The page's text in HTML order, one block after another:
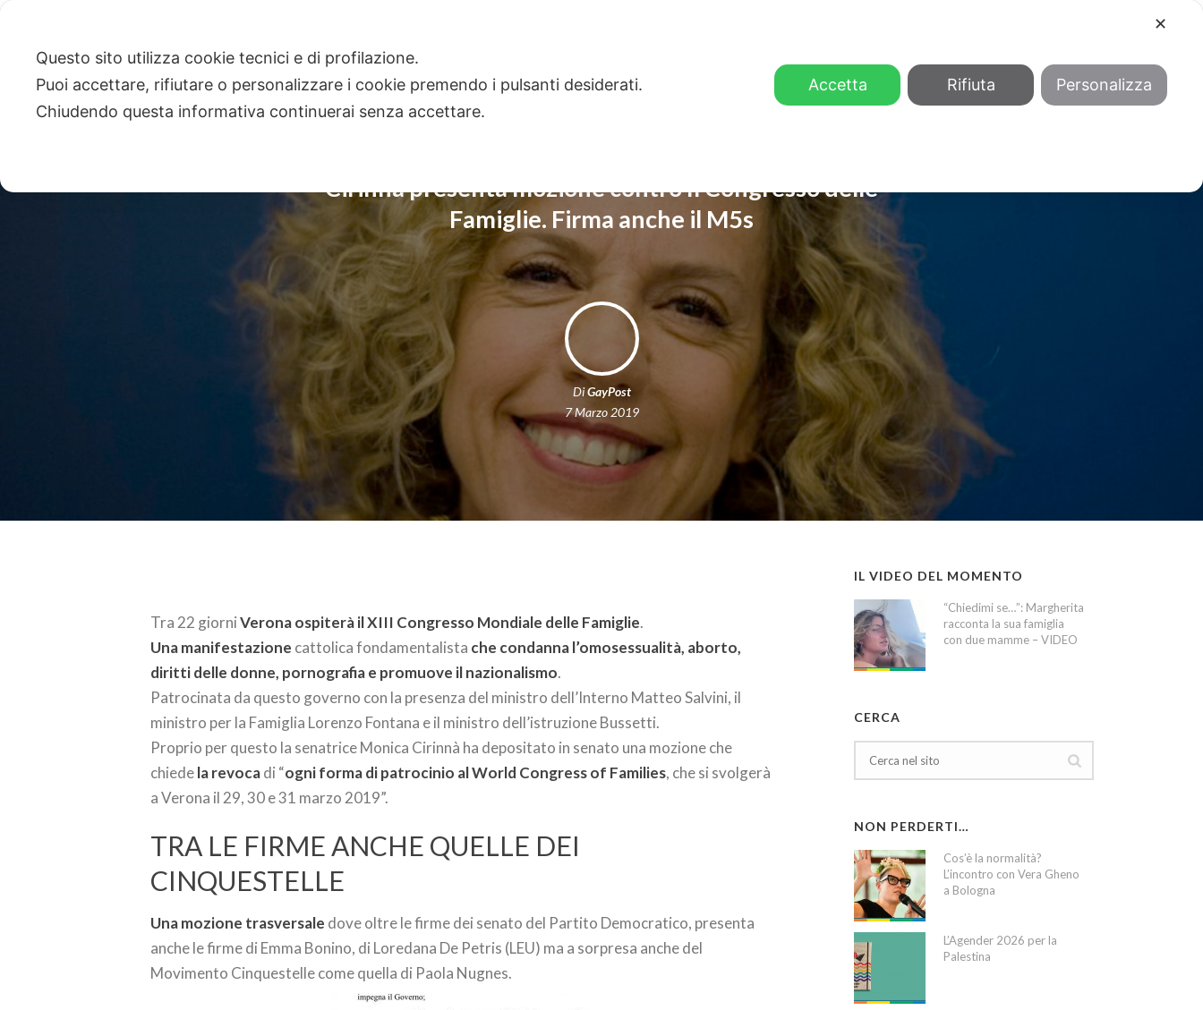
Cirinnà presenta mozione contro Il Congresso delle
Famiglie. Firma anche il M5s
DiGayPost
7 Marzo 2019
Tra 22 giorniVerona ospiterà il XIII Congresso Mondiale delle Famiglie.
Una manifestazione cattolica fondamentalista che condanna l’omosessualità, aborto,
diritti delle donne, pornografia e promuove il nazionalismo.
Patrocinata da questo governo con la presenza del ministro dell’Interno Matteo Salvini, il
ministro per la Famiglia Lorenzo Fontana e il ministro dell’istruzione Bussetti.
Proprio per questo la senatrice Monica Cirinnà ha depositato in senato una mozione che
chiedela revocadi “ogni forma di patrocinio al World Congress of Families, che si svolgerà
a Verona il 29, 30 e 31 marzo 2019”.
TRA LE FIRME ANCHE QUELLE DEI
CINQUESTELLE
Una mozione trasversale dove oltre le firme dei senato del Partito Democratico, presenta
anche le firme di Emma Bonino, di Loredana De Petris (LEU) ma a sorpresa anche del
Movimento Cinquestelle come quella di Paola Nugnes.
IL VIDEO DEL MOMENTO
“Chiedimi se…”: Margherita
racconta la sua famiglia
con due mamme – VIDEO
CERCA
NON PERDERTI…
Cos’è la normalità?
L’incontro con Vera Gheno
a Bologna
L’Agender 2026 per la
Palestina
✕
Questo sito utilizza cookie tecnici e di profilazione.
Puoi accettare, rifiutare o personalizzare i cookie premendo i pulsanti desiderati.
Chiudendo questa informativa continuerai senza accettare.
Accetta Rifiuta Personalizza